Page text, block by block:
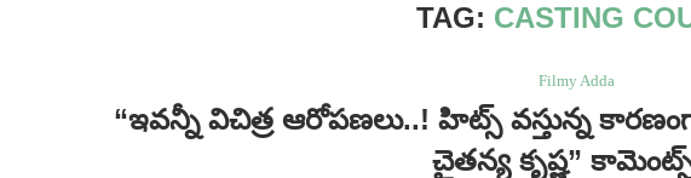
TAG: CASTING
Filmy Adda
“ఇవన్నీ విచిత్ర ఆరోపణలు..! హిట్స్ వస్తున్న
చైతన్య కృష్ణ”